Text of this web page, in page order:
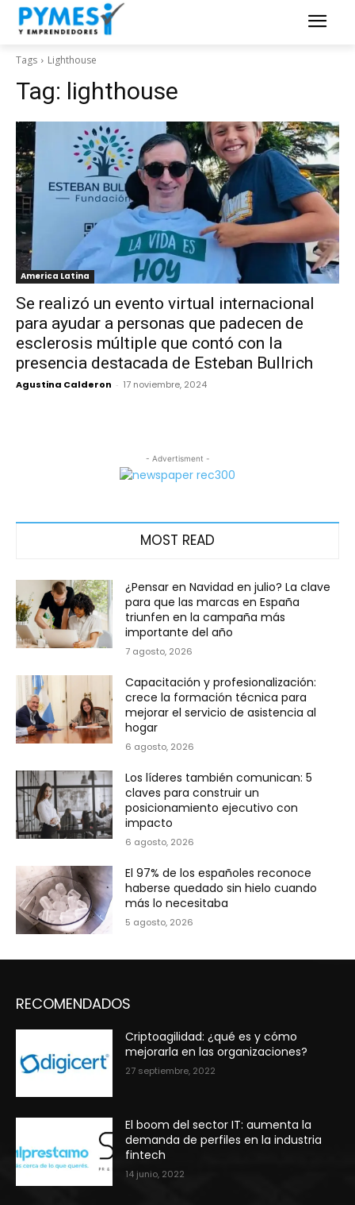
Tags Lighthouse
Tag: lighthouse
America Latina
Se realizó un evento virtual internacional
para ayudar a personas que padecen de
esclerosis múltiple que contó con la
presencia destacada de Esteban Bullrich
Agustina Calderon - 17 noviembre, 2024
- Advertisment -
MOST READ
¿Pensar en Navidad en julio? La clave
para que las marcas en España
triunfen en la campaña más
importante del año
7 agosto, 2026
Capacitación y profesionalización:
crece la formación técnica para
mejorar el servicio de asistencia al
hogar
6 agosto, 2026
Los líderes también comunican: 5
claves para construir un
posicionamiento ejecutivo con
impacto
6 agosto, 2026
El 97% de los españoles reconoce
haberse quedado sin hielo cuando
más lo necesitaba
5 agosto, 2026
RECOMENDADOS
Criptoagilidad: ¿qué es y cómo
mejorarla en las organizaciones?
27 septiembre, 2022
El boom del sector IT: aumenta la
demanda de perfiles en la industria
fintech
14 junio, 2022